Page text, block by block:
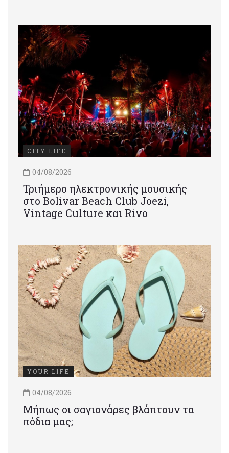
CITY LIFE
04/08/2026
Τριήμερο ηλεκτρονικής μουσικής
στο Bolivar Beach Club Joezi,
Vintage Culture και Rivo
YOUR LIFE
04/08/2026
Μήπως οι σαγιονάρες βλάπτουν τα
πόδια μας;